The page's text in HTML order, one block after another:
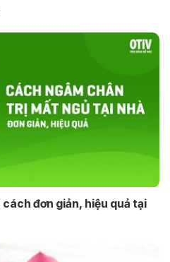
đơn giản, hiệu quả tại